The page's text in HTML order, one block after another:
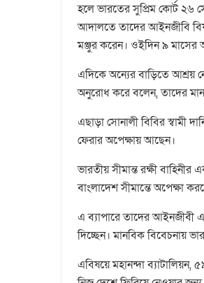
হলে ভারতের সুপ্রিম কোর্ট ২৬
আদালতে তাদের আইনজীবি
মঞ্জুর করেন। ওইদিন ৯ মাসের
এদিকে অন্যের বাড়িতে আশ্রয়
অনুরোধ করে বলেন, তাদের
এছাড়া সোনালী বিবির স্বামী
ফেরার অপেক্ষায় আছেন।
ভারতীয় সীমান্ত রক্ষী
বাংলাদেশ সীমান্তে অপেক্ষা
এ ব্যাপারে তাদের আইনজীবী
দিচ্ছেন। মানবিক বিবেচনায়
এবিষয়ে মহানন্দা